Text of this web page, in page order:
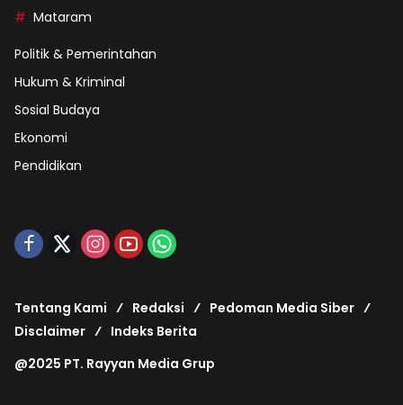
Mataram
Politik & Pemerintahan
Hukum & Kriminal
Sosial Budaya
Ekonomi
Pendidikan
Tentang Kami Redaksi
Pedoman Media Siber
Disclaimer
Indeks Berita
@2025 PT. Rayyan Media Grup